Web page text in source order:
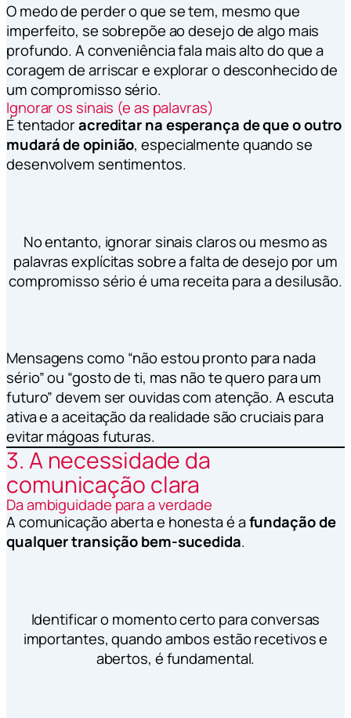
O medo de perder o que se tem, mesmo que
imperfeito, se sobrepõe ao desejo de algo mais
profundo. A conveniência fala mais alto do que a
coragem de arriscar e explorar o desconhecido de
um compromisso sério.
Ignorar os sinais (e as palavras)
É tentadoracreditar na esperança de que o outro
mudará de opinião, especialmente quando se
desenvolvem sentimentos.
No entanto, ignorar sinais claros ou mesmo as
palavras explícitas sobre a falta de desejo por um
compromisso sério é uma receita para a desilusão.
Mensagens como “não estou pronto para nada
sério” ou “gosto de ti, mas não te quero para um
futuro” devem ser ouvidas com atenção. A escuta
ativa e a aceitação da realidade são cruciais para
evitar mágoas futuras.
3. A necessidade da
comunicação clara
Da ambiguidade para a verdade
A comunicação aberta e honesta é afundação de
qualquer transição bem-sucedida.
Identificar o momento certo para conversas
importantes, quando ambos estão recetivos e
abertos, é fundamental.